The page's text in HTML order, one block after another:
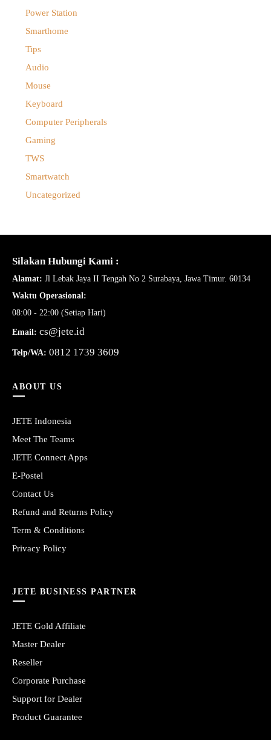
Power Station
Smarthome
Tips
Audio
Mouse
Keyboard
Computer Peripherals
Gaming
TWS
Smartwatch
Uncategorized
Silakan Hubungi Kami :
Alamat: Jl Lebak Jaya II Tengah No 2 Surabaya, Jawa Timur. 60134
Waktu Operasional:
08:00 - 22:00 (Setiap Hari)
Email: cs@jete.id
Telp/WA: 0812 1739 3609
ABOUT US
JETE Indonesia
Meet The Teams
JETE Connect Apps
E-Postel
Contact Us
Refund and Returns Policy
Term & Conditions
Privacy Policy
JETE BUSINESS PARTNER
JETE Gold Affiliate
Master Dealer
Reseller
Corporate Purchase
Support for Dealer
Product Guarantee